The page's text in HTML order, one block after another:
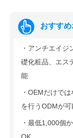
おすすめ
・アンチエイ
礎化粧品、エス
能
・OEMだけで
を行うODMが可
・最低1,000個